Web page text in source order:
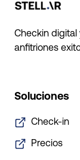
Checkin
anfitriones
Soluciones
Check-in
Precios